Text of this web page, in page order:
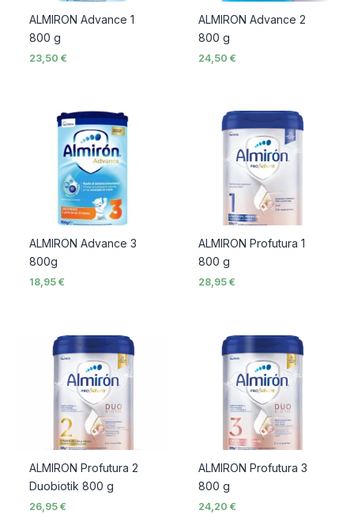
ALMIRON Advance 1
800 g
23,50 €
ALMIRON Advance 2
800 g
24,50 €
ALMIRON Advance 3
800g
18,95 €
ALMIRON Profutura 1
800 g
28,95 €
ALMIRON Profutura 2
Duobiotik 800 g
26,95 €
ALMIRON Profutura 3
800 g
24,20 €